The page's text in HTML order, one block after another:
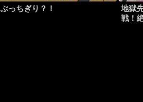
ぶっちぎり？！
地獄
戦！